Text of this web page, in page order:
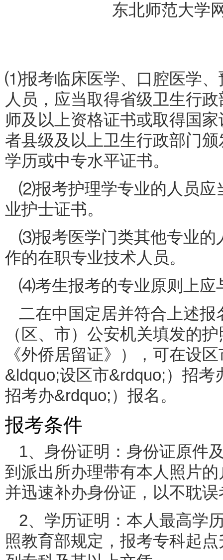
东北师范大学
⑴报考临床医学、口腔医学、
人员，应当取得省级卫生行
师及以上资格证书或取得国
者县级及以上卫生行政部门
学历或中专水平证书。
⑵报考护理学专业的人员应
业护士证书。
⑶报考医学门类其他专业的
作的在职专业技术人员。
⑷考生报考的专业原则上应
二在中国定居并符合上述
（区、市）公安机关填发的
《外侨居留证》），可在设
&ldquo;设区市&rdquo;）招
招考办&rdquo;）报名。
报考条件
1、身份证明：身份证原件
到派出所办理带有本人照片
并迅速补办身份证，以不耽
2、学历证明：本人最高学
照教育部规定，报考专科起